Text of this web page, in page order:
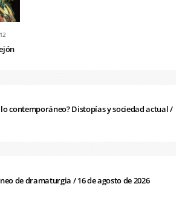
12
contemporáneo? Distopías y sociedad actual /
de dramaturgia / 16 de agosto de 2026